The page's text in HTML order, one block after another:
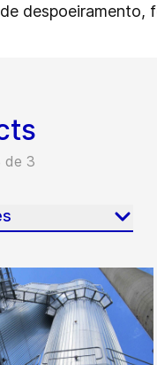
de despoeiramento,
de 3